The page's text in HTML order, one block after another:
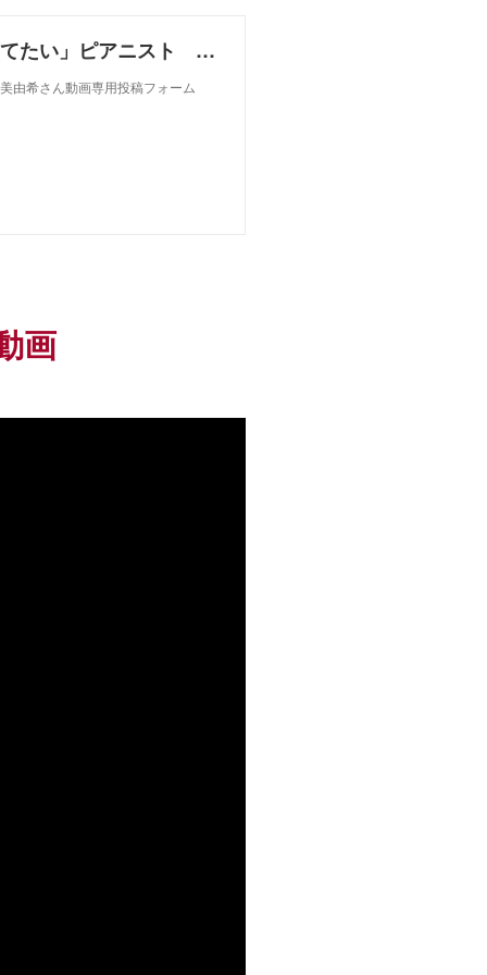
「国際舞台で活躍できる強く柔軟な心を持った日本人を育てたい」ピアニスト こだま美由希さん
由希さん動画専用投稿フォーム
画